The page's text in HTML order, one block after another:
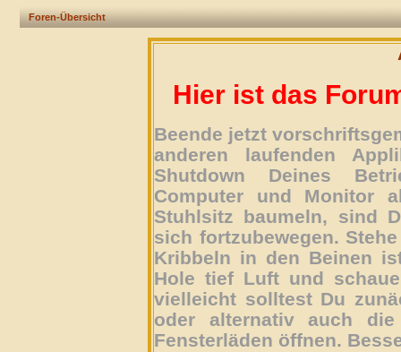
Foren-Übersicht
Hier ist das
Beende jetzt
anderen laufenden
Shutdown Deines
Computer und Monitor
Stuhlsitz baumeln, sind
sich fortzubewegen.
Kribbeln in den Beinen
Hole tief Luft und
vielleicht solltest Du
oder alternativ auch
Fensterläden öffnen.